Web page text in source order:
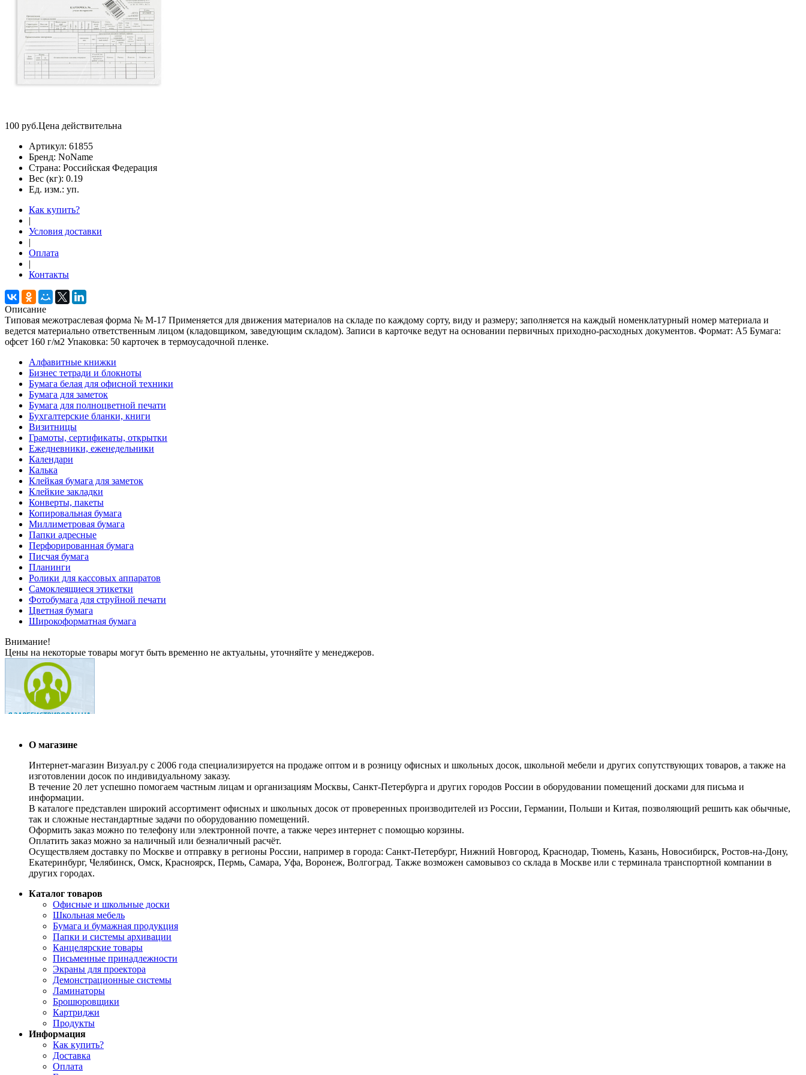
100 руб.Цена действительна
Артикул: 61855
Бренд: NoName
Страна: Российская Федерация
Вес (кг): 0.19
Ед. изм.: уп.
Как купить?
|
Условия доставки
|
Оплата
|
Контакты
Описание
Типовая межотраслевая форма № М-17 Применяется для движения материалов на складе по каждому сорту, виду и размеру; заполняется на каждый номенклатурный номер материала и
ведется материально ответственным лицом (кладовщиком, заведующим складом). Записи в карточке ведут на основании первичных приходно-расходных документов. Формат: А5 Бумага:
офсет 160 г/м2 Упаковка: 50 карточек в термоусадочной пленке.
Алфавитные книжки
Бизнес тетради и блокноты
Бумага белая для офисной техники
Бумага для заметок
Бумага для полноцветной печати
Бухгалтерские бланки, книги
Визитницы
Грамоты, сертификаты, открытки
Ежедневники, еженедельники
Календари
Калька
Клейкая бумага для заметок
Клейкие закладки
Конверты, пакеты
Копировальная бумага
Миллиметровая бумага
Папки адресные
Перфорированная бумага
Писчая бумага
Планинги
Ролики для кассовых аппаратов
Самоклеящиеся этикетки
Фотобумага для струйной печати
Цветная бумага
Широкоформатная бумага
Внимание!
Цены на некоторые товары могут быть временно не актуальны, уточняйте у менеджеров.
О магазине
Интернет-магазин Визуал.ру с 2006 года специализируется на продаже оптом и в розницу офисных и школьных досок, школьной мебели и других сопутствующих товаров, а также на
изготовлении досок по индивидуальному заказу.
В течение 20 лет успешно помогаем частным лицам и организациям Москвы, Санкт-Петербурга и других городов России в оборудовании помещений досками для письма и
информации.
В каталоге представлен широкий ассортимент офисных и школьных досок от проверенных производителей из России, Германии, Польши и Китая, позволяющий решить как обычные,
так и сложные нестандартные задачи по оборудованию помещений.
Оформить заказ можно по телефону или электронной почте, а также через интернет с помощью корзины.
Оплатить заказ можно за наличный или безналичный расчёт.
Осуществляем доставку по Москве и отправку в регионы России, например в города: Санкт-Петербург, Нижний Новгород, Краснодар, Тюмень, Казань, Новосибирск, Ростов-на-Дону,
Екатеринбург, Челябинск, Омск, Красноярск, Пермь, Самара, Уфа, Воронеж, Волгоград. Также возможен самовывоз со склада в Москве или с терминала транспортной компании в
других городах.
Каталог товаров
Офисные и школьные доски
Школьная мебель
Бумага и бумажная продукция
Папки и системы архивации
Канцелярские товары
Письменные принадлежности
Экраны для проектора
Демонстрационные системы
Ламинаторы
Брошюровщики
Картриджи
Продукты
Информация
Как купить?
Доставка
Оплата